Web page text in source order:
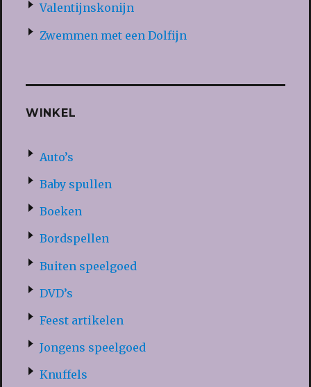
Valentijnskonijn
Zwemmen met een Dolfijn
WINKEL
Auto’s
Baby spullen
Boeken
Bordspellen
Buiten speelgoed
DVD’s
Feest artikelen
Jongens speelgoed
Knuffels